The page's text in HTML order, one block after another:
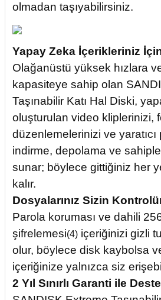
olmadan taşıyabilirsiniz.
Yapay Zeka İçerikleriniz
Olağanüstü yüksek hızlara
kapasiteye sahip olan
Taşınabilir Katı Hal Diski,
oluşturulan video kliplerinizi,
düzenlemelerinizi ve yaratıcı
indirme, depolama ve
sunar; böylece gittiğiniz her
kalır.
Dosyalarınız Sizin
Parola koruması ve dahili
şifrelemesi(4) içeriğinizi gizli
olur, böylece disk kaybolsa
içeriğinize yalnızca siz
2 Yıl Sınırlı Garanti ile